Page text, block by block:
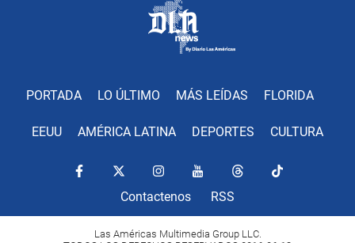
PORTADA LO ÚLTIMO MÁS LEÍDAS FLORIDA
EEUU AMÉRICA LATINA DEPORTES CULTURA
Contactenos RSS
Las Américas Multimedia Group LLC.